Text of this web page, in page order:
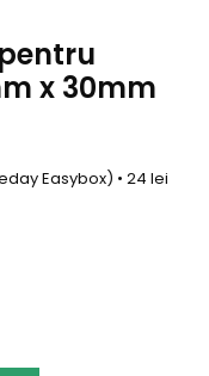
x 30mm
Easybox) • 24 lei